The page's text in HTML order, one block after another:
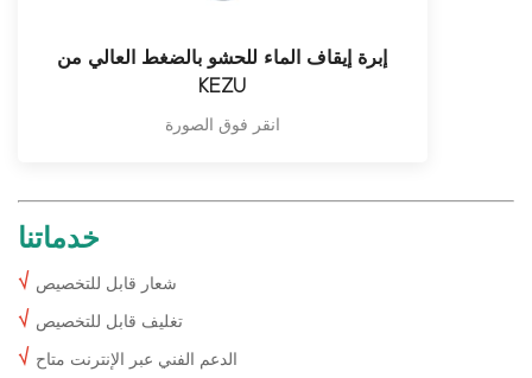
إبرة إيقاف الماء للحشو بالضغط العالي من
KEZU
انقر فوق الصورة
خدماتنا
√ شعار قابل للتخصيص
√ تغليف قابل للتخصيص
√ الدعم الفني عبر الإنترنت متاح